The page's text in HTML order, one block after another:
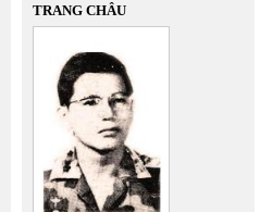
TRANG CHÂU